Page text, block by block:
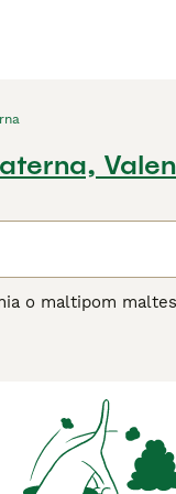
o maltipom
de altura y un
casas más
requiere un
para
energía
pequeño y